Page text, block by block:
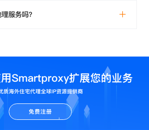
服务吗？
Smartproxy扩展您的业务
质海外住宅代理全球IP资源提供商
免费注册